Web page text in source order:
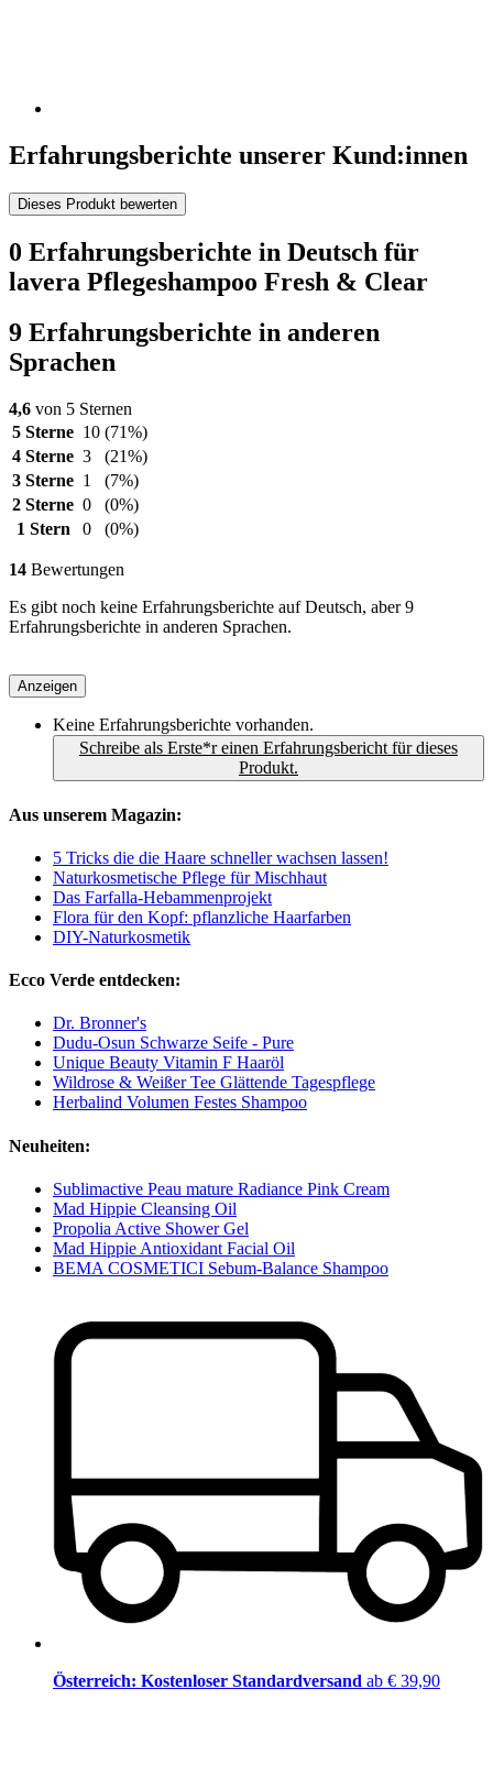
Erfahrungsberichte unserer Kund:innen
Dieses Produkt bewerten
0 Erfahrungsberichte in Deutsch für
lavera Pflegeshampoo Fresh & Clear
9 Erfahrungsberichte in anderen
Sprachen
4,6 von 5 Sternen
5 Sterne 10 (71%)
4 Sterne 3
(21%)
3 Sterne 1
(7%)
2 Sterne 0
(0%)
1 Stern
0 (0%)
14 Bewertungen
Es gibt noch keine Erfahrungsberichte auf Deutsch, aber 9
Erfahrungsberichte in anderen Sprachen.
Anzeigen
Keine Erfahrungsberichte vorhanden.
Schreibe als Erste*r einen Erfahrungsbericht für dieses
Produkt.
Aus unserem Magazin:
5 Tricks die die Haare schneller wachsen lassen!
Naturkosmetische Pflege für Mischhaut
Das Farfalla-Hebammenprojekt
Flora für den Kopf: pflanzliche Haarfarben
DIY-Naturkosmetik
Ecco Verde entdecken:
Dr. Bronner's
Dudu-Osun Schwarze Seife - Pure
Unique Beauty Vitamin F Haaröl
Wildrose & Weißer Tee Glättende Tagespflege
Herbalind Volumen Festes Shampoo
Neuheiten:
Sublimactive Peau mature Radiance Pink Cream
Mad Hippie Cleansing Oil
Propolia Active Shower Gel
Mad Hippie Antioxidant Facial Oil
BEMA COSMETICI Sebum-Balance Shampoo
Österreich: Kostenloser Standardversand ab € 39,90